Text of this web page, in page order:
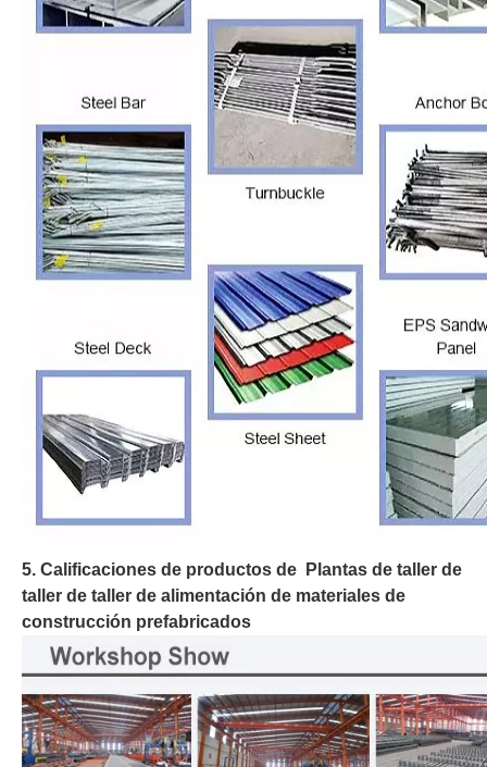
5. Calificaciones de productos de Plantas de taller de
taller de taller de alimentación de materiales de
construcción prefabricados